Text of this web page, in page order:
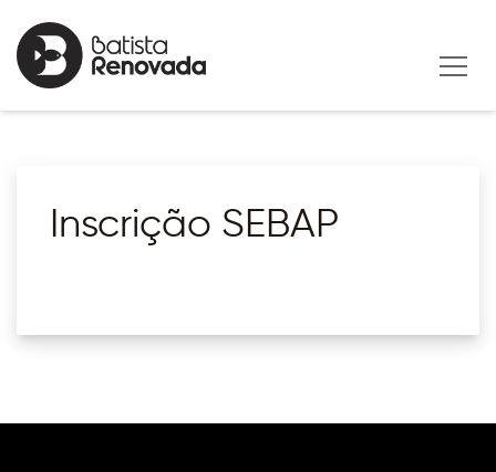
Inscrição SEBAP